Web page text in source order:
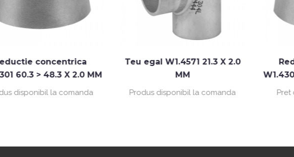
X 2.0 MM
Teu egal W1.4571 21.3 X 2.0
Produs disponibil la comanda
Reductie
W1.4301 60.3 > 48.3
Pret cu TVA: 24.69